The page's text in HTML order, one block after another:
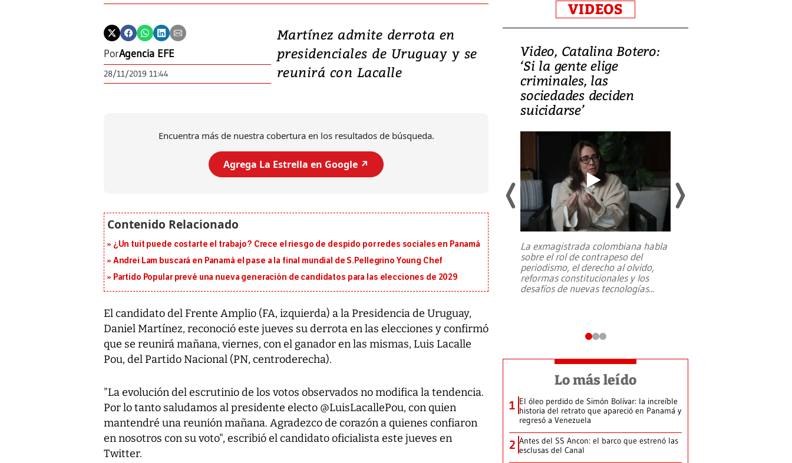
PorAgencia EFE
28/11/2019 11:44
Martínez admite derrota en
presidenciales de Uruguay y se
reunirá con Lacalle
Encuentra más de nuestra cobertura en los resultados de búsqueda.
Agrega La Estrella en Google ↗️
¿Un tuit puede costarte el trabajo? Crece el riesgo de despido por redes sociales en Panamá
Andrei Lam buscará en Panamá el pase a la final mundial de S.Pellegrino Young Chef
Partido Popular prevé una nueva generación de candidatos para las elecciones de 2029
El candidato del Frente Amplio (FA, izquierda) a la Presidencia de Uruguay,
Daniel Martínez, reconoció este jueves su derrota en las elecciones y confirmó
que se reunirá mañana, viernes, con el ganador en las mismas, Luis Lacalle
Pou, del Partido Nacional (PN, centroderecha).
"La evolución del escrutinio de los votos observados no modifica la tendencia.
Por lo tanto saludamos al presidente electo @LuisLacallePou, con quien
mantendré una reunión mañana. Agradezco de corazón a quienes confiaron
en nosotros con su voto", escribió el candidato oficialista este jueves en
Twitter.
VIDEOS
Video, Japón: Terremoto
deja heridos y graves
daños en Kumamoto
Un fuerte terremoto de magnitud
julio en la prefectura de Kumamoto,
al sur de Japón, provocando una
emergencia de gran...
Video, Catalina Botero:
‘Si la gente elige
criminales, las
sociedades deciden
suicidarse’
La exmagistrada colombiana habla
sobre el rol de contrapeso del
periodismo, el derecho al olvido,
reformas constitucionales y los
desafíos de nuevas tecnologías...
Lo más leído
1 El óleo perdido de Simón Bolívar: la increíble
historia del retrato que apareció en Panamá y
regresó a Venezuela
2 Antes del SS Ancon: el barco que estrenó las
esclusas del Canal